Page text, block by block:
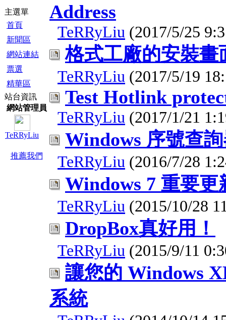
主選單
首頁
新聞區
網站連結
票選
精華區
站台資訊
網站管理員
TeRRyLiu
推薦我們
Address
TeRRyLiu (2017/5/25
格式工廠的安裝畫
TeRRyLiu (2017/5/19
Test Hotlink
TeRRyLiu (2017/1/21
Windows 序號查
TeRRyLiu (2016/7/28
Windows 7 重要更
TeRRyLiu (2015/10/28
DropBox真好用！
TeRRyLiu (2015/9/11
讓您的 Windows
系統